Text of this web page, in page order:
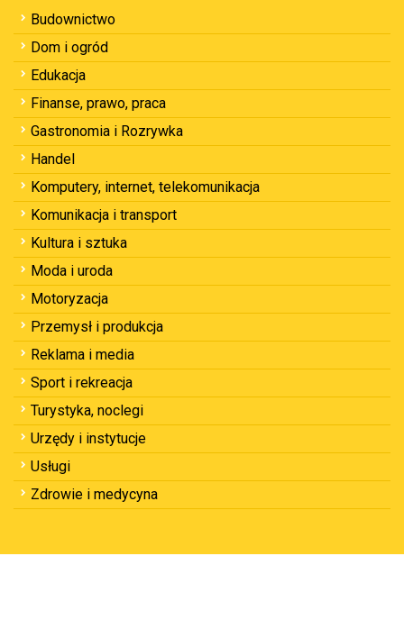
Budownictwo
Dom i ogród
Edukacja
Finanse, prawo, praca
Gastronomia i Rozrywka
Handel
Komputery, internet, telekomunikacja
Komunikacja i transport
Kultura i sztuka
Moda i uroda
Motoryzacja
Przemysł i produkcja
Reklama i media
Sport i rekreacja
Turystyka, noclegi
Urzędy i instytucje
Usługi
Zdrowie i medycyna